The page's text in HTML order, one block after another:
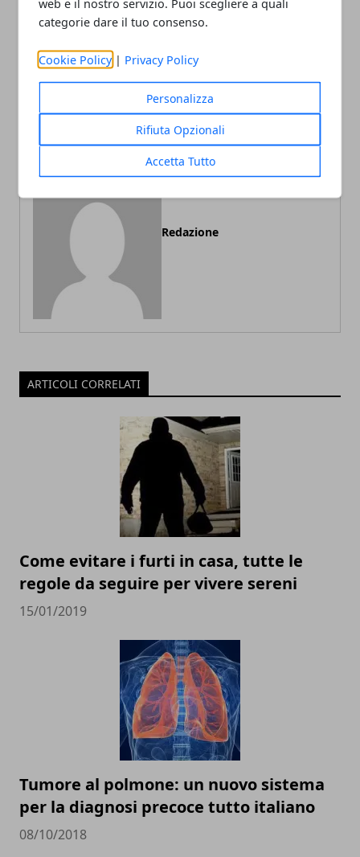
categorie dare il tuo consenso.
Cookie Policy | Privacy Policy
Personalizza
Rifiuta Opzionali
Accetta Tutto
Articolo Precedente
Roma, settantenne
investita più volte: il
bambini e 59 feriti
Redazione
ARTICOLI CORRELATI
Come evitare i furti in casa, tutte le
regole da seguire per vivere sereni
15/01/2019
Tumore al polmone: un nuovo sistema
per la diagnosi precoce tutto italiano
08/10/2018